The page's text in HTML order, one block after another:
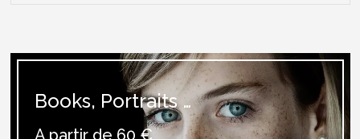
Books, Portraits …
A partir de 60 €